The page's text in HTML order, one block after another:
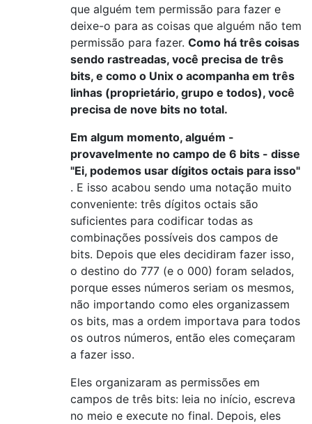
que alguém tem permissão para fazer e
deixe-o para as coisas que alguém não tem
permissão para fazer. Como há três coisas
sendo rastreadas, você precisa de três
bits, e como o Unix o acompanha em três
linhas (proprietário, grupo e todos), você
precisa de nove bits no total.
Em algum momento, alguém -
provavelmente no campo de 6 bits - disse
"Ei, podemos usar dígitos octais para isso"
. E isso acabou sendo uma notação muito
conveniente: três dígitos octais são
suficientes para codificar todas as
combinações possíveis dos campos de
bits. Depois que eles decidiram fazer isso,
o destino do 777 (e o 000) foram selados,
porque esses números seriam os mesmos,
não importando como eles organizassem
os bits, mas a ordem importava para todos
os outros números, então eles começaram
a fazer isso.
Eles organizaram as permissões em
campos de três bits: leia no início, escreva
no meio e execute no final. Depois, eles